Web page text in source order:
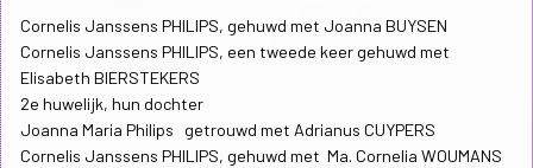
Cornelis Janssens PHILIPS, gehuwd met Joanna BUYSEN
Cornelis Janssens PHILIPS, een tweede keer gehuwd met
Elisabeth BIERSTEKERS
2e huwelijk, hun dochter
Joanna Maria Philips getrouwd met Adrianus CUYPERS
Cornelis Janssens PHILIPS, gehuwd met Ma. Cornelia WOUMANS